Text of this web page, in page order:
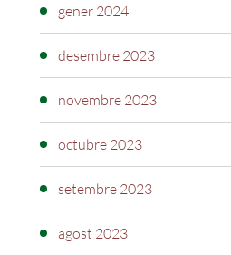
gener 2024
desembre 2023
novembre 2023
octubre 2023
setembre 2023
agost 2023